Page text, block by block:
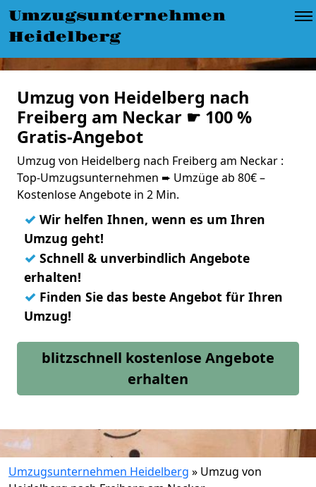
Umzugsunternehmen
Heidelberg
Umzug von Heidelberg nach
Freiberg am Neckar ☛ 100 %
Gratis-Angebot
Umzug von Heidelberg nach Freiberg am Neckar :
Top-Umzugsunternehmen ➨ Umzüge ab 80€ –
Kostenlose Angebote in 2 Min.
✓ Wir helfen Ihnen, wenn es um Ihren
Umzug geht!
✓ Schnell & unverbindlich Angebote
erhalten!
✓ Finden Sie das beste Angebot für Ihren
Umzug!
blitzschnell kostenlose Angebote
erhalten
Umzugsunternehmen Heidelberg » Umzug von